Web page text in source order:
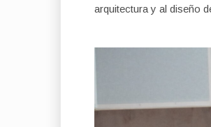
arquitectura y al diseño